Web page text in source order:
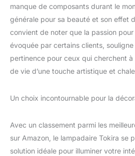
manque de composants durant le
générale pour sa beauté et son effet
convient de noter que la passion pour
évoquée par certains clients,
pertinence pour ceux qui cherchent
de vie d’une touche artistique et
Un choix incontournable pour la
Avec un classement parmi les
sur Amazon, le lampadaire Tokira se
solution idéale pour illuminer votre